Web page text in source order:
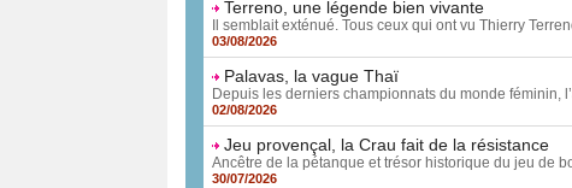
Terreno, une légende bien vivante
Il semblait exténué. Tous ceux qui ont vu Thierry
03/08/2026
Palavas, la vague Thaï
Depuis les derniers championnats du monde féminin,
02/08/2026
Jeu provençal, la Crau fait de la résistance
Ancêtre de la pétanque et trésor historique du jeu de
30/07/2026